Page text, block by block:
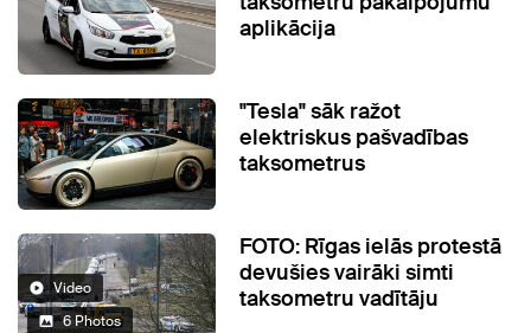
aplikācija
"Tesla" sāk ražot
elektriskus pašvadības
taksometrus
Video
6 Photos
FOTO: Rīgas ielās protestā
devušies vairāki simti
taksometru vadītāju